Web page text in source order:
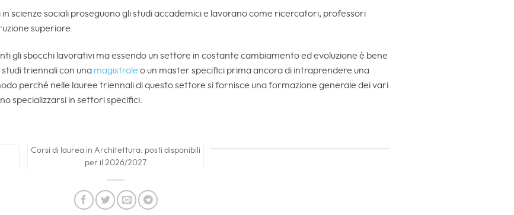
in scienze sociali proseguono gli studi accademici e lavorano come ricercatori, professori
superiore.
gli sbocchi lavorativi ma essendo un settore in costante cambiamento ed evoluzione è bene
triennali con una magistrale o un master specifici prima ancora di intraprendere una
perché nelle lauree triennali di questo settore si fornisce una formazione generale dei vari
specializzarsi in settori specifici.
Corsi di laurea in Architettura: posti disponibili
per il 2026/2027